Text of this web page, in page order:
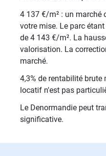
4 137 €/m² : un marché
votre mise. Le parc
de 4 143 €/m². La
valorisation. La
marché.
4,3% de rentabilité
locatif n'est pas
Le Denormandie peut
significative.